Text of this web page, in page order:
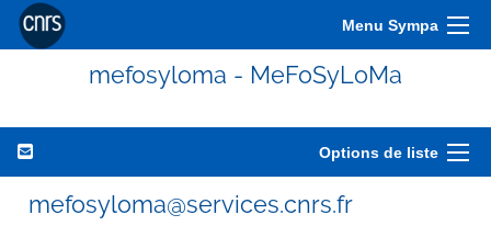
Menu Sympa
mefosyloma - MeFoSyLoMa
Options de liste
mefosyloma@services.cnrs.fr